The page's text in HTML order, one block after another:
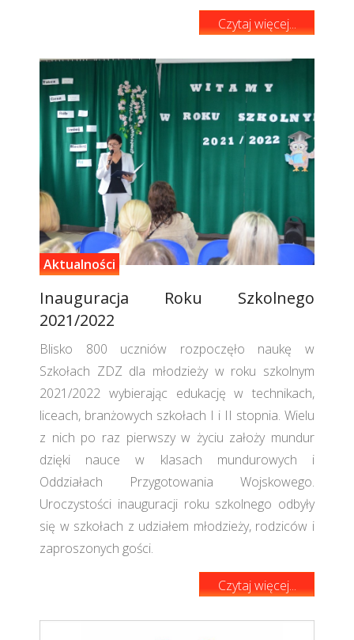
Czytaj więcej...
Aktualności
Inauguracja Roku Szkolnego
2021/2022
Blisko 800 uczniów rozpoczęło naukę w
Szkołach ZDZ dla młodzieży w roku szkolnym
2021/2022 wybierając edukację w technikach,
liceach, branżowych szkołach I i II stopnia. Wielu
z nich po raz pierwszy w życiu założy mundur
dzięki nauce w klasach mundurowych i
Oddziałach Przygotowania Wojskowego.
Uroczystości inauguracji roku szkolnego odbyły
się w szkołach z udziałem młodzieży, rodziców i
zaproszonych gości.
Czytaj więcej...